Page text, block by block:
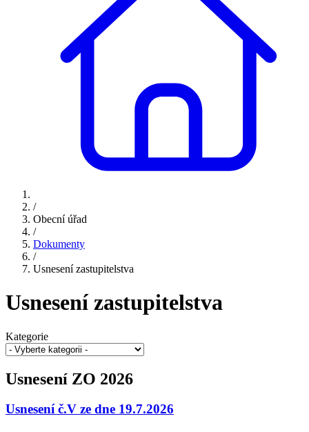
/
Obecní úřad
/
Dokumenty
/
Usnesení zastupitelstva
Usnesení zastupitelstva
Kategorie
Usnesení ZO 2026
Usnesení č.V ze dne 19.7.2026